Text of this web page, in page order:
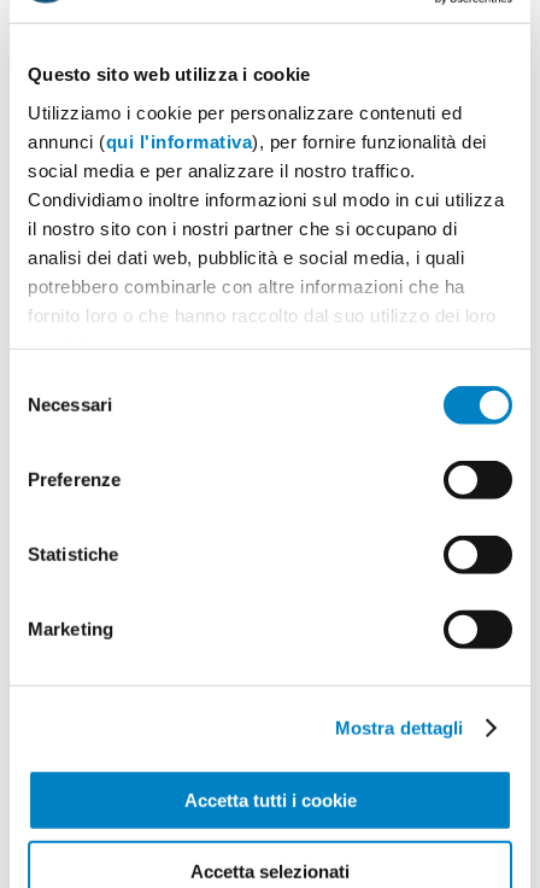
Questo sito web utilizza i cookie
Utilizziamo i cookie per personalizzare contenuti ed
annunci (qui l'informativa), per fornire funzionalità dei
social media e per analizzare il nostro traffico.
Condividiamo inoltre informazioni sul modo in cui utilizza
il nostro sito con i nostri partner che si occupano di
analisi dei dati web, pubblicità e social media, i quali
potrebbero combinarle con altre informazioni che ha
fornito loro o che hanno raccolto dal suo utilizzo dei loro
delNecessari
Preferenze
Statistiche
Marketing
Mostra dettagli
Accetta tutti i cookie
Accetta selezionati
Potrai indicare successivamente la suddivisione per
taglie e colore
Seleziona il colore:
2 Quantità
Minimo: 100
3 Il tuo logo / grafica (opzionale)
Vuoi caricare il tuo logo o grafica adesso? Potrai
4 Riepilogo ordine:
Penna a sfera in alluminio Santa Fe
Quantità:100
Il prezzo non include la stampa